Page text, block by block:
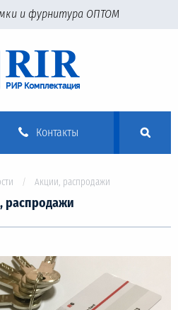
и фурнитура ОПТОМ
Контакты
Акции, распродажи
распродажи